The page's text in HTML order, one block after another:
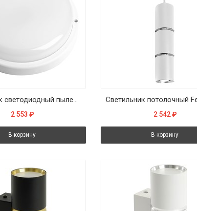
Светильник светодиодный пылевлагозащищённый Feron AL3005 в пластиковом корпусе 24W 4000K IP65 белый
2 553 ₽
В корзину
2 542 ₽
В корзину